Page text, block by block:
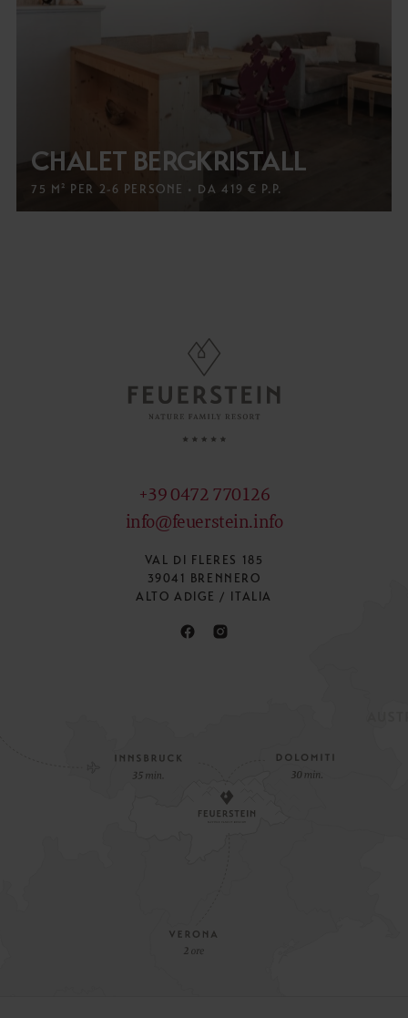
CHALET BERGKRISTALL
75 M² PER 2-6 PERSONE • DA 419 € P.P.
+39 0472 770126
info@feuerstein.info
VAL DI FLERES 185
39041 BRENNERO
ALTO ADIGE / ITALIA